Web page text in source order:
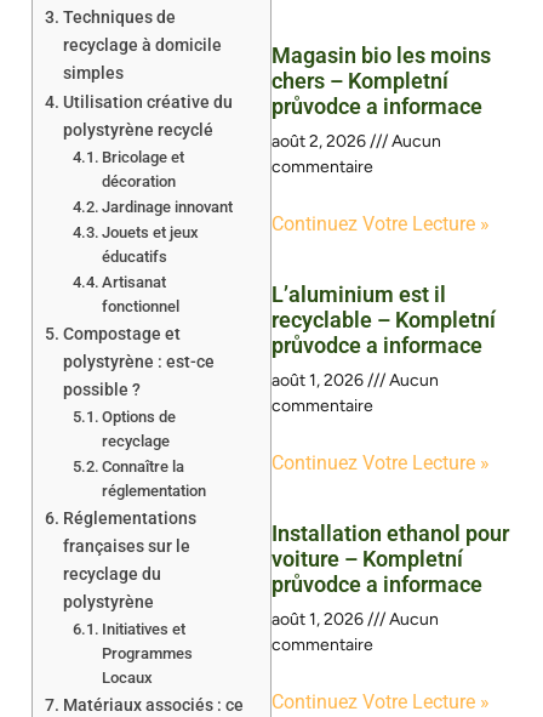
Techniques de
recyclage à domicile
simples
Utilisation créative du
polystyrène recyclé
Bricolage et
décoration
Jardinage innovant
Jouets et jeux
éducatifs
Artisanat
fonctionnel
Compostage et
polystyrène : est-ce
possible ?
Options de
recyclage
Connaître la
réglementation
Réglementations
françaises sur le
recyclage du
polystyrène
Initiatives et
Programmes
Locaux
Matériaux associés : ce
Magasin bio les moins
chers – Kompletní
průvodce a informace
août 2, 2026
Aucun
commentaire
Continuez Votre Lecture »
L’aluminium est il
recyclable – Kompletní
průvodce a informace
août 1, 2026
Aucun
commentaire
Continuez Votre Lecture »
Installation ethanol pour
voiture – Kompletní
průvodce a informace
août 1, 2026
Aucun
commentaire
Continuez Votre Lecture »